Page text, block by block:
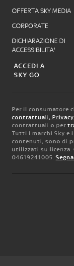
OFFERTA SKY MEDIA
CORPORATE
DICHIARAZIONE DI
ACCESSIBILITA'
ACCEDI A
SKY GO
Per il consumatore
contrattuali, Privacy
contrattuali o per
Tutti i marchi Sky
contenuti, sono di
utilizzati su licenza.
04619241005.